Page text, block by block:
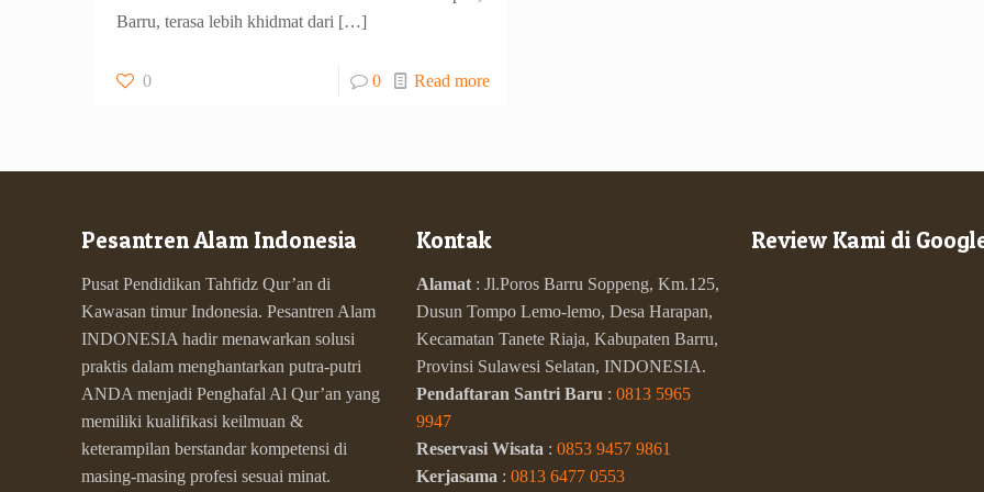
Barru, terasa lebih khidmat dari […]
0 0 Read more
Pesantren Alam Indonesia
Pusat Pendidikan Tahfidz Qur’an di
Kawasan timur Indonesia. Pesantren Alam
INDONESIA hadir menawarkan solusi
praktis dalam menghantarkan putra-putri
ANDA menjadi Penghafal Al Qur’an yang
memiliki kualifikasi keilmuan &
keterampilan berstandar kompetensi di
masing-masing profesi sesuai minat.
Kontak
Alamat : Jl.Poros Barru Soppeng, Km.125,
Dusun Tompo Lemo-lemo, Desa Harapan,
Kecamatan Tanete Riaja, Kabupaten Barru,
Provinsi Sulawesi Selatan, INDONESIA.
Pendaftaran Santri Baru : 0813 5965
9947
Reservasi Wisata : 0853 9457 9861
Kerjasama : 0813 6477 0553
Review Kami di